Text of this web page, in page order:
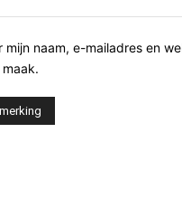
mijn naam, e-mailadres en